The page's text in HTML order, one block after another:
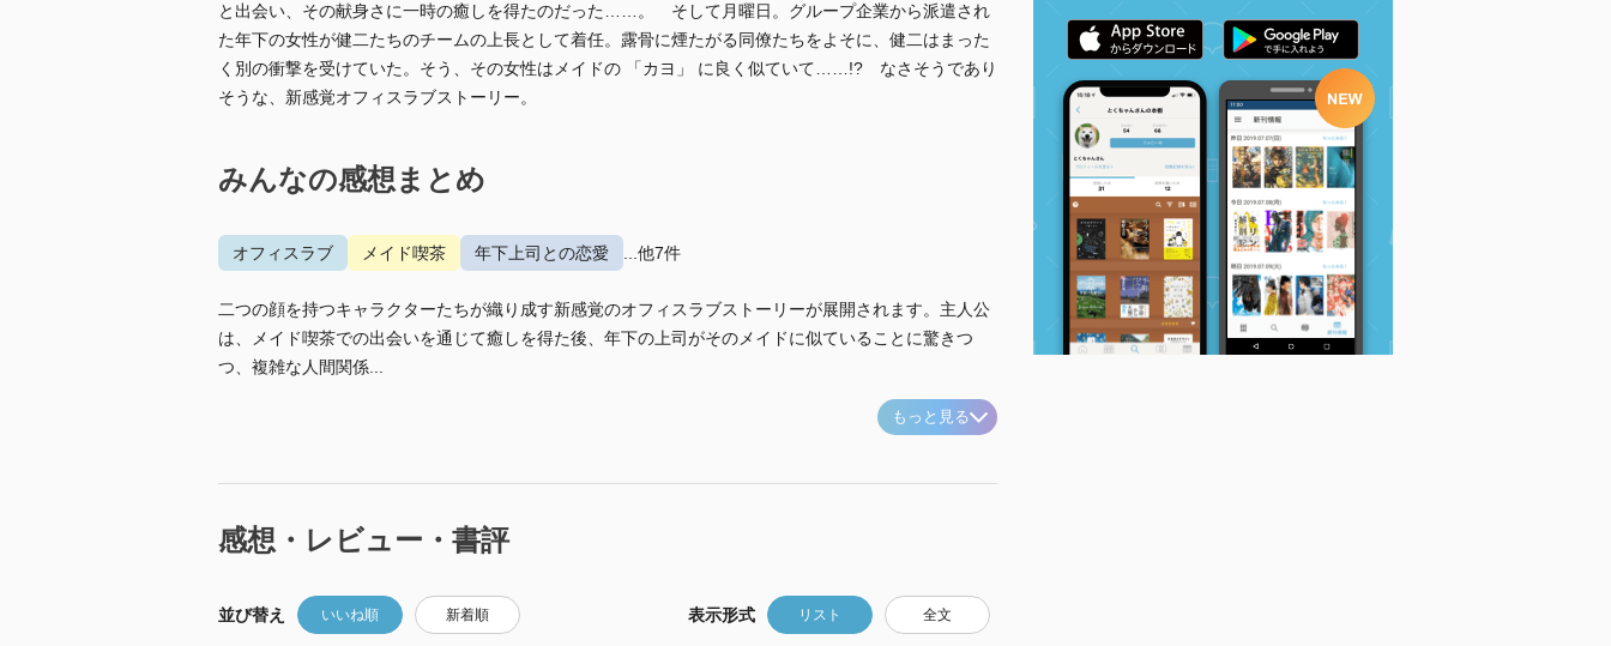
と出会い、その献身さに一時の癒しを得たのだった……。 そして月曜日。グループ企業から派遣され
た年下の女性が健二たちのチームの上長として着任。露骨に煙たがる同僚たちをよそに、健二はまった
く別の衝撃を受けていた。そう、その女性はメイドの 「カヨ」 に良く似ていて……!? なさそうであり
そうな、新感覚オフィスラブストーリー。
みんなの感想まとめ
オフィスラブ メイド喫茶 年下上司との恋愛 ...他7件
二つの顔を持つキャラクターたちが織り成す新感覚のオフィスラブストーリーが展開されます。主人公
は、メイド喫茶での出会いを通じて癒しを得た後、年下の上司がそのメイドに似ていることに驚きつ
つ、複雑な人間関係...
もっと見る
感想・レビュー・書評
並び替え いいね順 新着順 表示形式 リスト 全文